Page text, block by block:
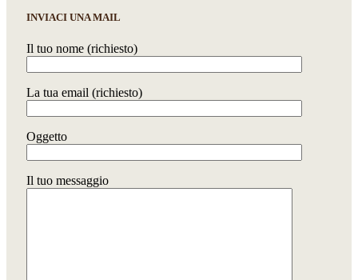
INVIACI UNA MAIL
Il tuo nome (richiesto)
La tua email (richiesto)
Oggetto
Il tuo messaggio